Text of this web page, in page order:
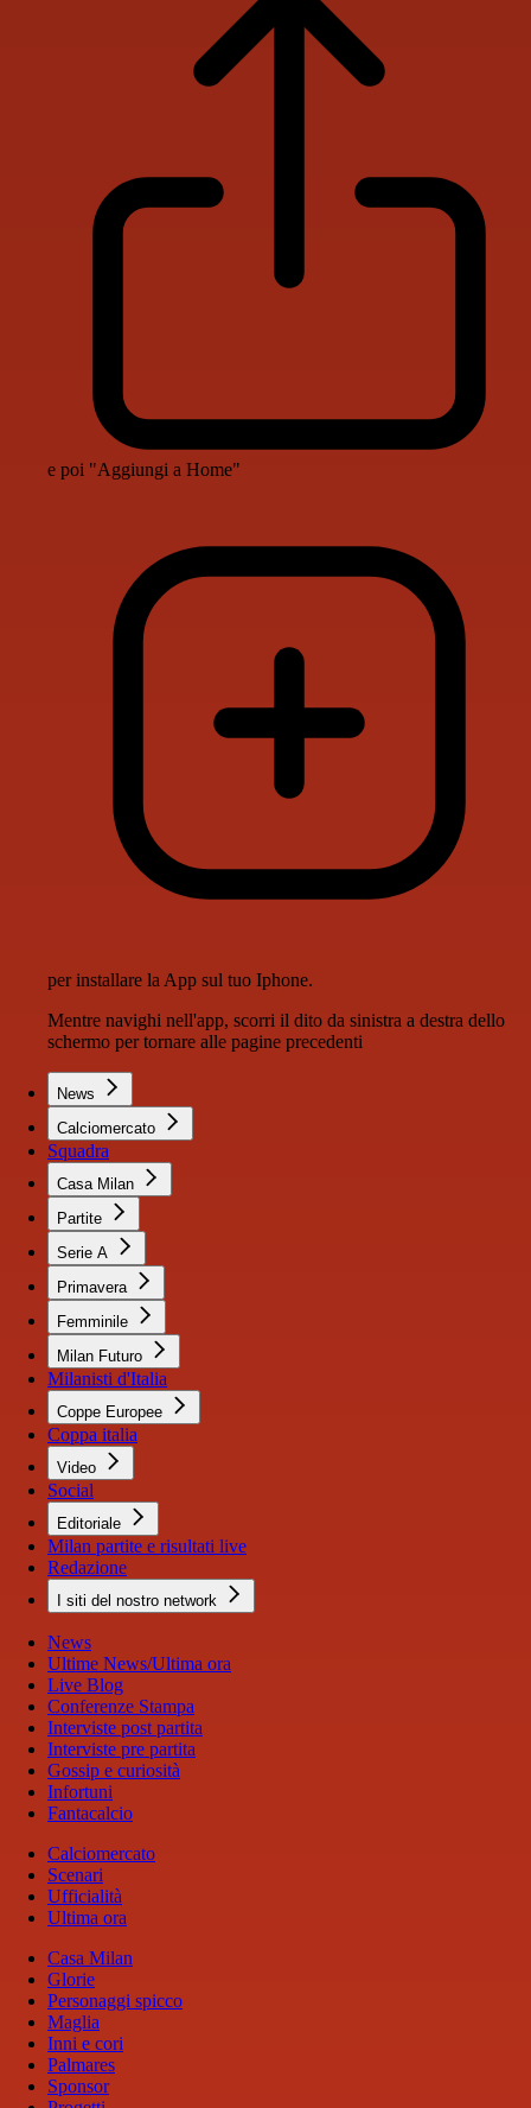
e poi "Aggiungi a Home"
per installare la App sul tuo Iphone.
Mentre navighi nell'app, scorri il dito da sinistra a destra dello
schermo per tornare alle pagine precedenti
News
Calciomercato
Squadra
Casa Milan
Partite
Serie A
Primavera
Femminile
Milan Futuro
Milanisti d'Italia
Coppe Europee
Coppa italia
Video
Social
Editoriale
Milan partite e risultati live
Redazione
I siti del nostro network
News
Ultime News/Ultima ora
Live Blog
Conferenze Stampa
Interviste post partita
Interviste pre partita
Gossip e curiosità
Infortuni
Fantacalcio
Calciomercato
Scenari
Ufficialità
Ultima ora
Casa Milan
Glorie
Personaggi spicco
Maglia
Inni e cori
Palmares
Sponsor